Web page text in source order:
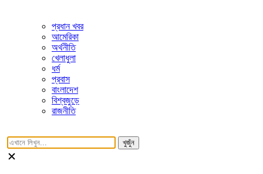
প্রধান খবর
আমেরিকা
অর্থনীতি
খেলাধুলা
ধর্ম
প্রবাস
বাংলাদেশ
বিশ্বজুড়ে
রাজনীতি
খুজুঁন